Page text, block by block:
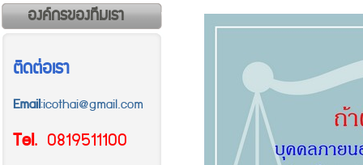
องค์กรของทีมเรา
ติดต่อเรา
Email:icothai@gmail.com
Tel. 0819511100